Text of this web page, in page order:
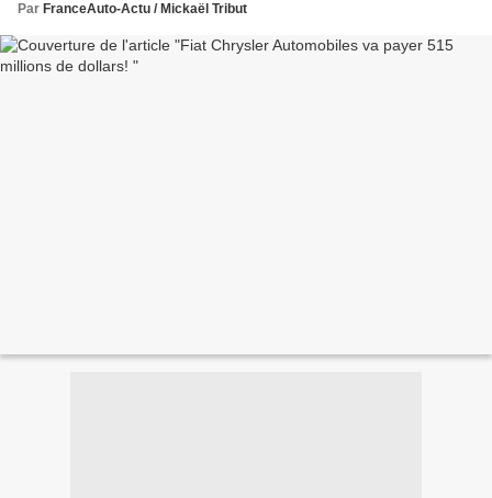
Par FranceAuto-Actu / Mickaël Tribut